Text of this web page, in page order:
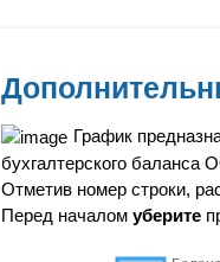
График
бухгалтерского
Отметив номер строки,
Перед началом уберите